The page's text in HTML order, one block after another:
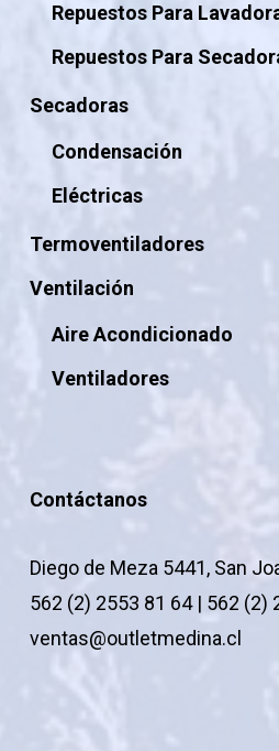
Repuestos Para
Repuestos Para
Secadoras
Condensación
Eléctricas
Termoventiladores
Ventilación
Aire Acondicionado
Ventiladores
Contáctanos
Diego de Meza 5441, San
562 (2) 2553 81 64 | 562 (2)
ventas@outletmedina.cl